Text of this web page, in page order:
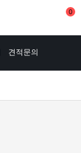
0
견적문의